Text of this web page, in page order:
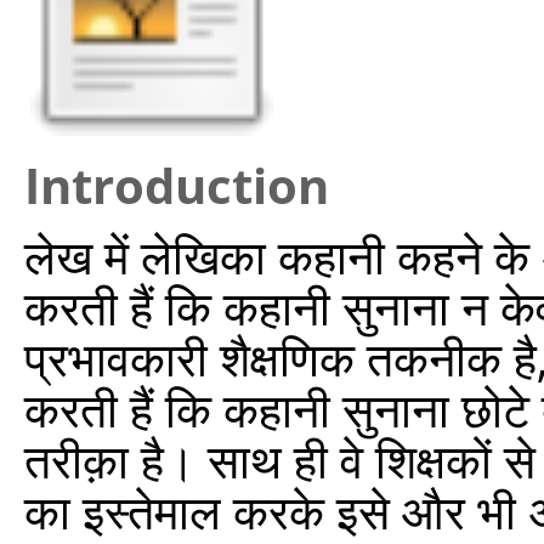
Introduction
लेख में लेखिका कहानी कहने के
करती हैं कि कहानी सुनाना न
प्रभावकारी शैक्षणिक तकनीक
करती हैं कि कहानी सुनाना
तरीक़ा है। साथ ही वे शिक्षकों
का इस्तेमाल करके इसे और भी